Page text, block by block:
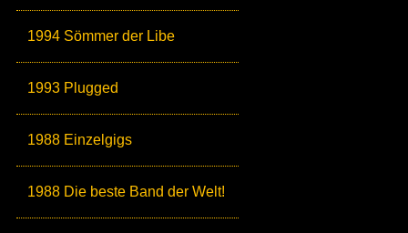
1994 Sömmer der Libe
1993 Plugged
1988 Einzelgigs
1988 Die beste Band der Welt!